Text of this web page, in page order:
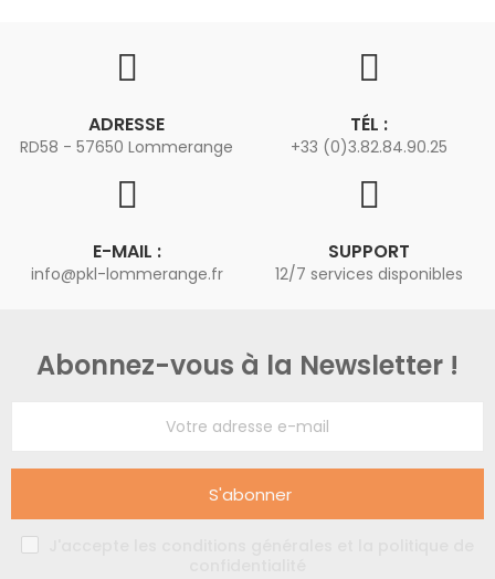
ADRESSE
RD58 - 57650 Lommerange
TÉL :
+33 (0)3.82.84.90.25
E-MAIL :
info@pkl-lommerange.fr
SUPPORT
12/7 services disponibles
Abonnez-vous à la Newsletter !
S'abonner